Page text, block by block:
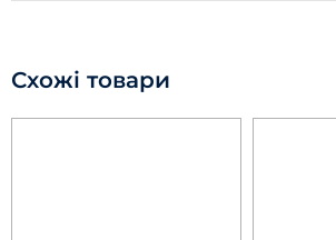
Схожі товари